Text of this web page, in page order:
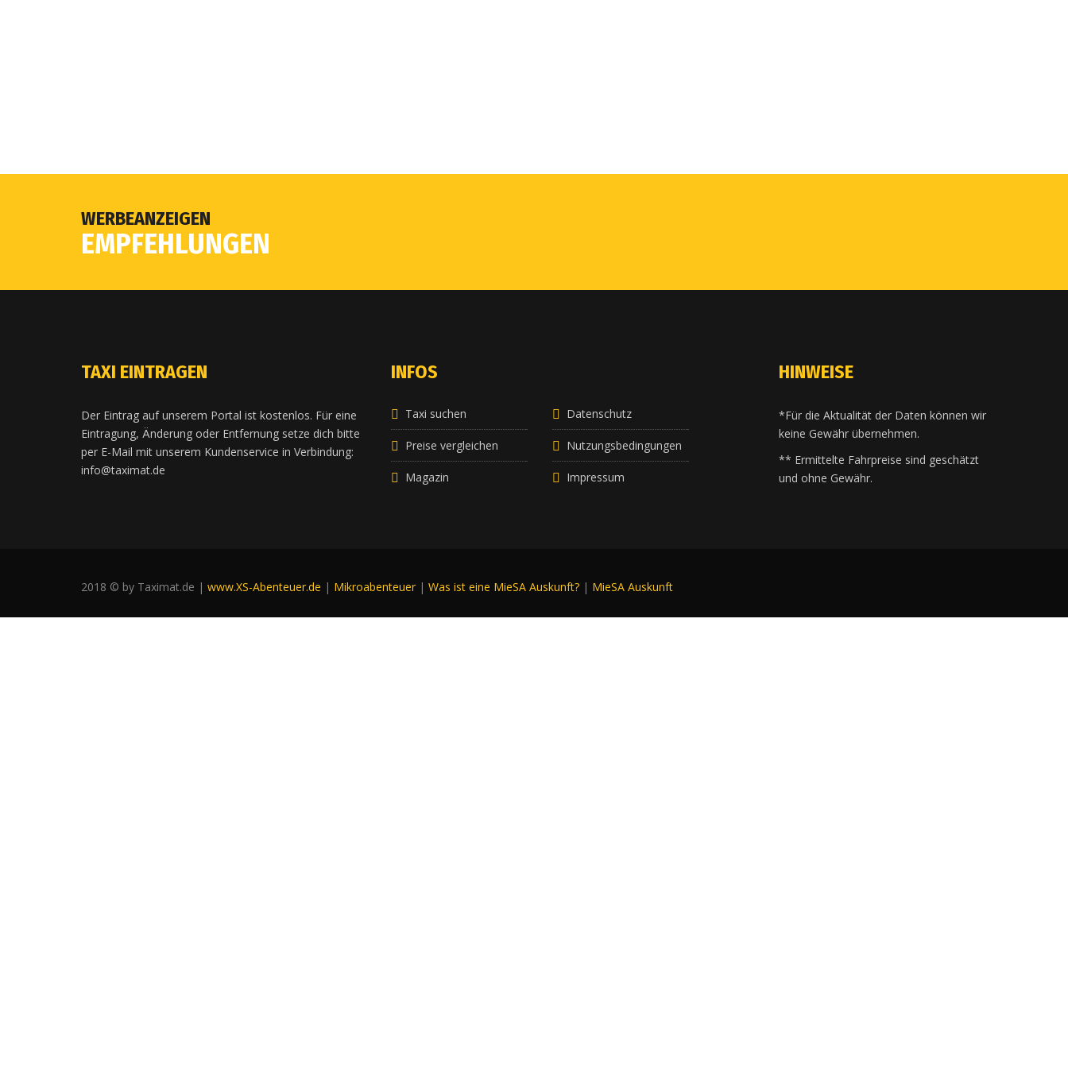
WERBEANZEIGEN
EMPFEHLUNGEN
TAXI EINTRAGEN
Der Eintrag auf unserem Portal ist kostenlos. Für eine
Eintragung, Änderung oder Entfernung setze dich bitte
per E-Mail mit unserem Kundenservice in Verbindung:
info@taximat.de
INFOS
Taxi suchen
Preise vergleichen
Magazin
Datenschutz
Nutzungsbedingungen
Impressum
HINWEISE
*Für die Aktualität der Daten können wir
keine Gewähr übernehmen.
** Ermittelte Fahrpreise sind geschätzt
und ohne Gewähr.
2018 © by Taximat.de | www.XS-Abenteuer.de | Mikroabenteuer | Was ist eine MieSA Auskunft? | MieSA Auskunft